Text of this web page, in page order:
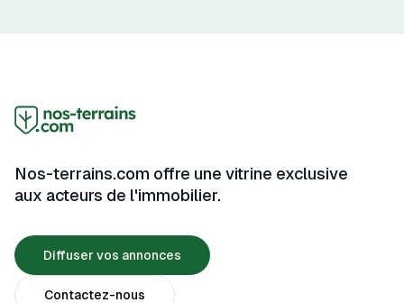
pratiques, des outils et des informations pour garantir
que votre projet se déroule sans accroc.
Nos-terrains.com offre une vitrine exclusive
aux acteurs de l'immobilier.
Diffuser vos annonces
Contactez-nous